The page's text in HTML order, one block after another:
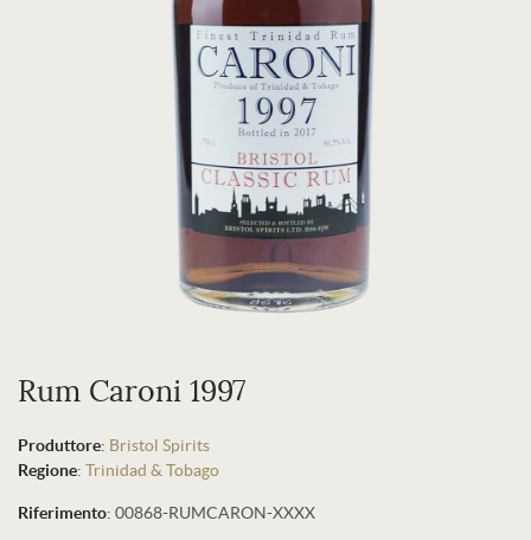
Rum Caroni 1997
Produttore: Bristol Spirits
Regione: Trinidad & Tobago
Riferimento: 00868-RUMCARON-XXXX